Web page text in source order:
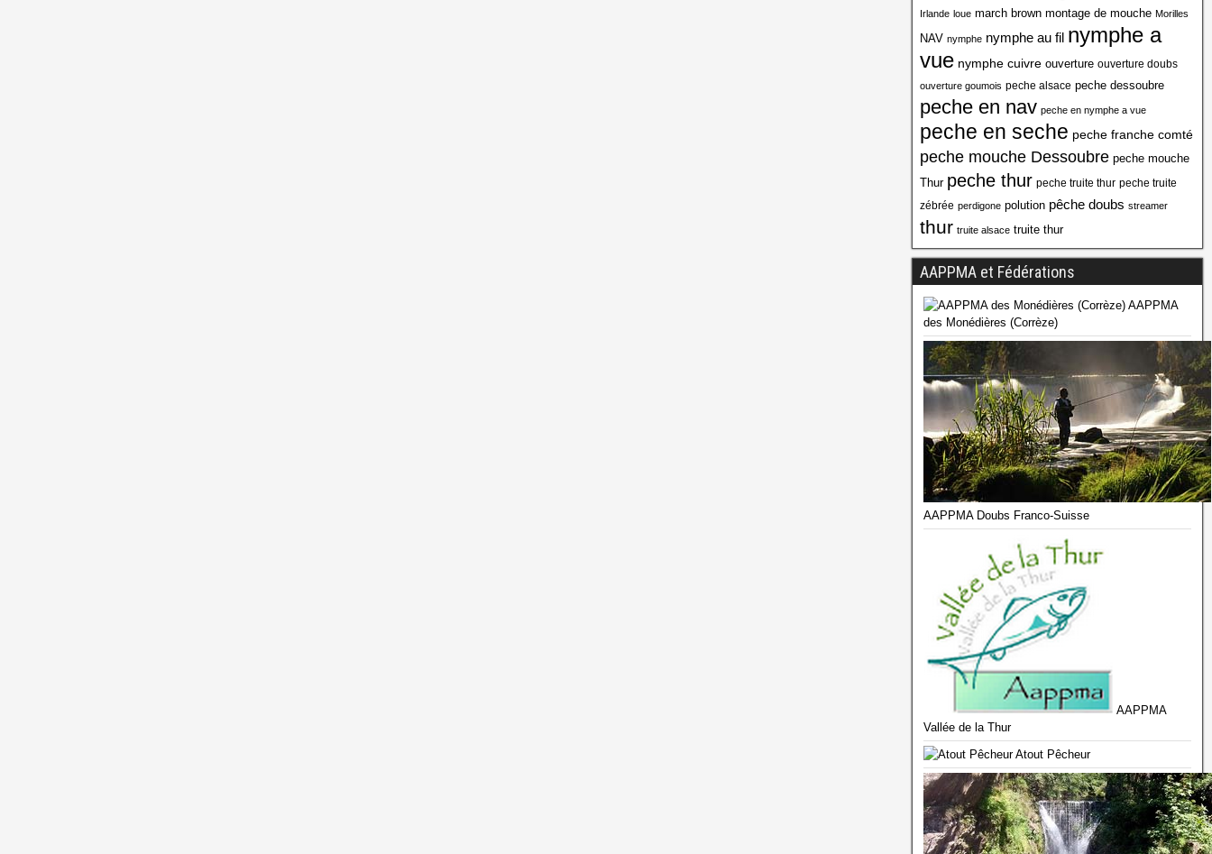
Irlande loue march brown montage de mouche Morilles
NAV nymphe nymphe au fil nymphe a
vue nymphe cuivre ouverture ouverture doubs
ouverture goumois peche alsace peche dessoubre
peche en nav peche en nymphe a vue
peche en seche peche franche comté
peche mouche Dessoubre peche mouche
Thur peche thur peche truite thur peche truite
zébrée perdigone polution pêche doubs streamer
thur truite alsace truite thur
AAPPMA et Fédérations
AAPPMA
des Monédières (Corrèze)
AAPPMA Doubs Franco-Suisse
AAPPMA
Vallée de la Thur
Atout Pêcheur